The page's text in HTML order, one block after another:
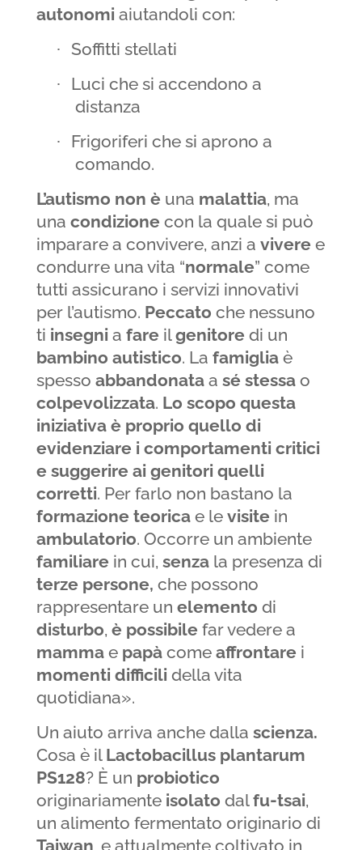
autonomi aiutandoli con:
· Soffitti stellati
·
Luci che si accendono a
distanza
·
Frigoriferi che si aprono a
comando.
L’autismo non è una malattia, ma
una condizione con la quale si può
imparare a convivere, anzi a vivere e
condurre una vita “normale” come
tutti assicurano i servizi innovativi
per l’autismo. Peccato che nessuno
ti insegni a fare ilgenitore di un
bambino autistico. La famigliaè
spesso abbandonataa sé stessao
colpevolizzata. Lo scopo questa
iniziativa è proprio quello di
evidenziare i comportamenti critici
e suggerire ai genitori quelli
corretti. Per farlo non bastano la
formazione teoricae le visite in
ambulatorio. Occorre un ambiente
familiare in cui, senzala presenza di
terze persone, che possono
rappresentare un elemento di
disturbo, è possibile far vedere a
mammae papàcome affrontare i
momenti difficili della vita
quotidiana».
Un aiuto arriva anche dalla scienza.
Cosa è il Lactobacillus plantarum
PS128? È un probiotico
originariamente isolato dalfu-tsai,
un alimento fermentato originario di
Taiwan , e attualmente coltivato in